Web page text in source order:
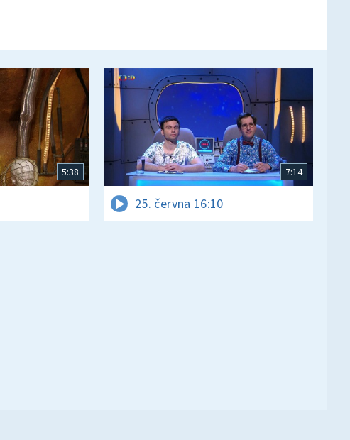
5:38 7:14
25. června 16:10